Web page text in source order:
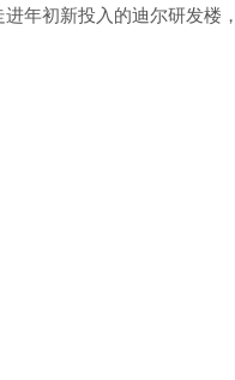
年初新投入的迪尔研发楼